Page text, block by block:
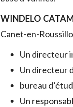
WINDELO
Canet-en-
Un directeur
Un directeur
bureau
Un